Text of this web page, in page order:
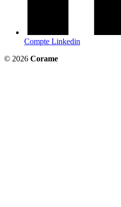
Compte Linkedin
© 2026 Corame